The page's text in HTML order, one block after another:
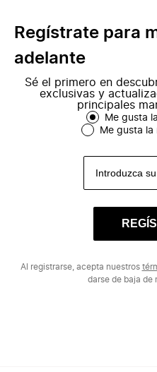
Regístrate para
adelante
Sé el primero en
exclusivas y
principales
Me gusta
Me gusta
Al registrarse, acepta nuestros
darse de baja de